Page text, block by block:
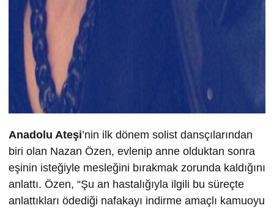
Anadolu Ateşi’nin ilk dönem solist dansçılarından
biri olan Nazan Özen, evlenip anne olduktan sonra
eşinin isteğiyle mesleğini bırakmak zorunda kaldığını
anlattı. Özen, “Şu an hastalığıyla ilgili bu süreçte
anlattıkları ödediği nafakayı indirme amaçlı kamuoyu